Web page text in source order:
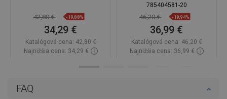
FAQ
42,80 € -19,88%
34,29 €
Katalógová cena: 42,80 €
Najnižšia cena: 34,29 €
785404581-20
46,20 € -19,94%
36,99 €
Katalógová cena: 46,20 €
Najnižšia cena: 36,99 €